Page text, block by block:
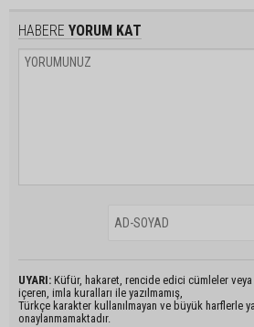
HABERE YORUM KAT
UYARI: Küfür, hakaret, rencide edici cümleler veya
içeren, imla kuralları ile yazılmamış,
Türkçe karakter kullanılmayan ve büyük harflerle
onaylanmamaktadır.